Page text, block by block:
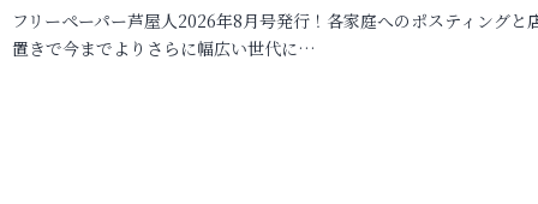
フリーペーパー芦屋人2026年8月号発行！各家庭へのポスティングと
置きで今までよりさらに幅広い世代に…